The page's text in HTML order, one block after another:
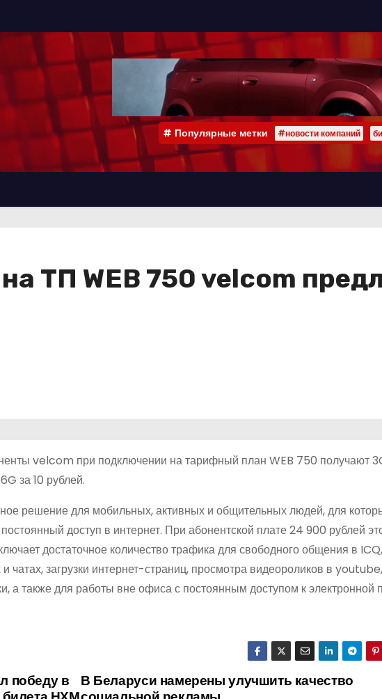
Популярные метки #новости компаний
ТП WEB 750 velcom
velcom при подключении на тарифный план WEB 750 получают
за 10 рублей.
решение для мобильных, активных и общительных людей, для
доступ в интернет. При абонентской плате 24 900 рублей
достаточное количество трафика для свободного общения в ICQ,
чатах, загрузки интернет-страниц, просмотра видеороликов в youtube,
а также для работы вне офиса с постоянным доступом к электронной
В Беларуси намерены улучшить качество
победу в